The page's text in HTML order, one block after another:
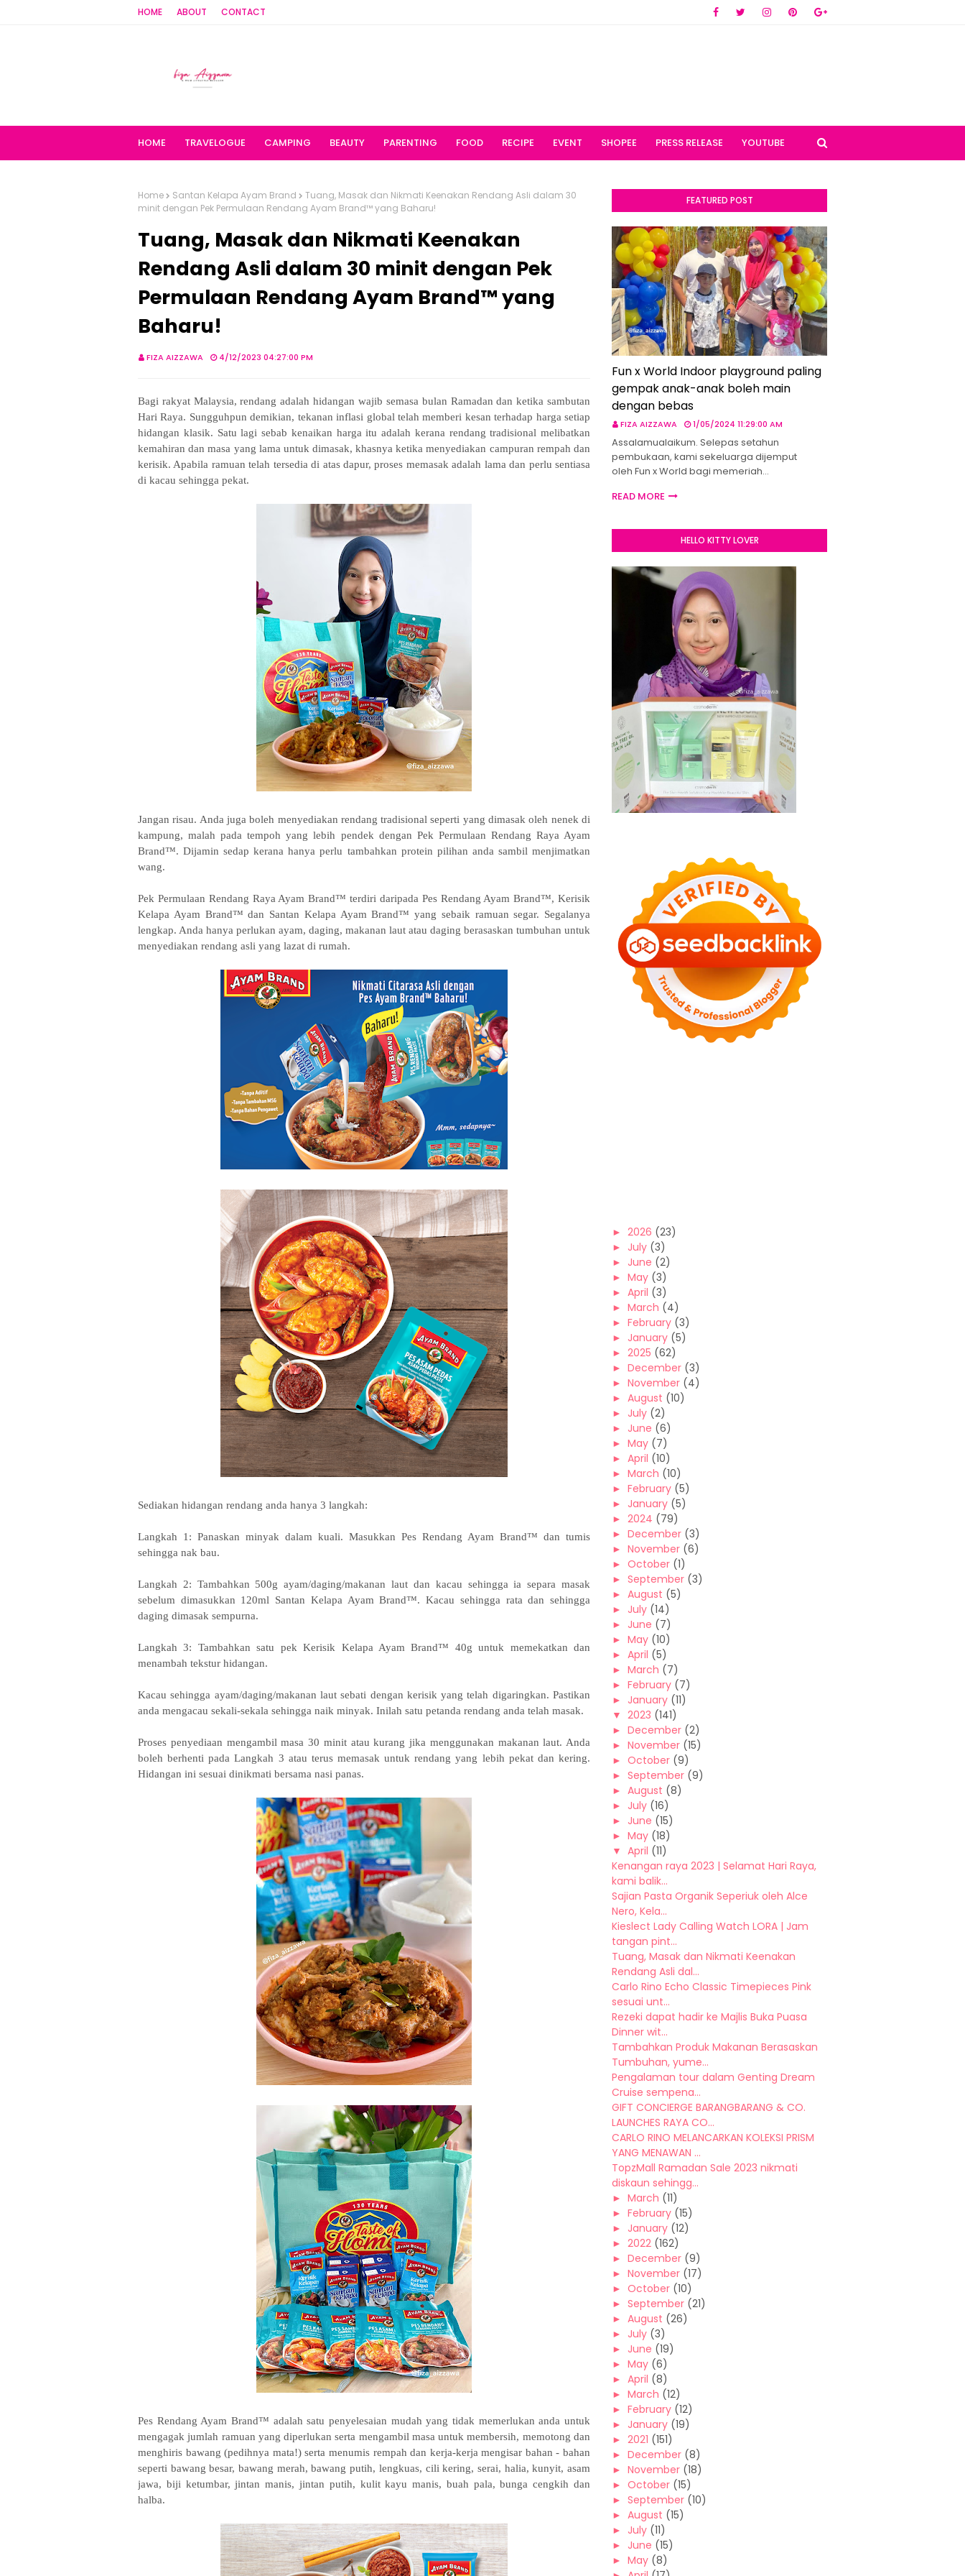
HOME ABOUT CONTACT
HOME TRAVELOGUE CAMPING BEAUTY PARENTING FOOD RECIPE EVENT SHOPEE PRESS RELEASE YOUTUBE
Home Santan Kelapa Ayam Brand
Tuang, Masak dan Nikmati Keenakan Rendang Asli dalam 30
minit dengan Pek Permulaan Rendang Ayam Brand™ yang Baharu!
Tuang, Masak dan Nikmati Keenakan
Rendang Asli dalam 30 minit dengan Pek
Permulaan Rendang Ayam Brand™ yang
Baharu!
FIZA AIZZAWA 4/12/2023 04:27:00 PM
Bagi rakyat Malaysia, rendang adalah hidangan wajib semasa bulan Ramadan dan ketika sambutan
Hari Raya. Sungguhpun demikian, tekanan inflasi global telah memberi kesan terhadap harga setiap
hidangan klasik. Satu lagi sebab kenaikan harga itu adalah kerana rendang tradisional melibatkan
kemahiran dan masa yang lama untuk dimasak, khasnya ketika menyediakan campuran rempah dan
kerisik. Apabila ramuan telah tersedia di atas dapur, proses memasak adalah lama dan perlu sentiasa
di kacau sehingga pekat.
Jangan risau. Anda juga boleh menyediakan rendang tradisional seperti yang dimasak oleh nenek di
kampung, malah pada tempoh yang lebih pendek dengan Pek Permulaan Rendang Raya Ayam
Brand™. Dijamin sedap kerana hanya perlu tambahkan protein pilihan anda sambil menjimatkan
wang.
Pek Permulaan Rendang Raya Ayam Brand™ terdiri daripada Pes Rendang Ayam Brand™, Kerisik
Kelapa Ayam Brand™ dan Santan Kelapa Ayam Brand™ yang sebaik ramuan segar. Segalanya
lengkap. Anda hanya perlukan ayam, daging, makanan laut atau daging berasaskan tumbuhan untuk
menyediakan rendang asli yang lazat di rumah.
Sediakan hidangan rendang anda hanya 3 langkah:
Langkah 1: Panaskan minyak dalam kuali. Masukkan Pes Rendang Ayam Brand™ dan tumis
sehingga nak bau.
Langkah 2: Tambahkan 500g ayam/daging/makanan laut dan kacau sehingga ia separa masak
sebelum dimasukkan 120ml Santan Kelapa Ayam Brand™. Kacau sehingga rata dan sehingga
daging dimasak sempurna.
Langkah 3: Tambahkan satu pek Kerisik Kelapa Ayam Brand™ 40g untuk memekatkan dan
menambah tekstur hidangan.
Kacau sehingga ayam/daging/makanan laut sebati dengan kerisik yang telah digaringkan. Pastikan
anda mengacau sekali-sekala sehingga naik minyak. Inilah satu petanda rendang anda telah masak.
Proses penyediaan mengambil masa 30 minit atau kurang jika menggunakan makanan laut. Anda
boleh berhenti pada Langkah 3 atau terus memasak untuk rendang yang lebih pekat dan kering.
Hidangan ini sesuai dinikmati bersama nasi panas.
Pes Rendang Ayam Brand™ adalah satu penyelesaian mudah yang tidak memerlukan anda untuk
mengagak jumlah ramuan yang diperlukan serta mengambil masa untuk membersih, memotong dan
menghiris bawang (pedihnya mata!) serta menumis rempah dan kerja-kerja mengisar bahan - bahan
seperti bawang besar, bawang merah, bawang putih, lengkuas, cili kering, serai, halia, kunyit, asam
jawa, biji ketumbar, jintan manis, jintan putih, kulit kayu manis, buah pala, bunga cengkih dan
halba.
FEATURED POST
Fun x World Indoor playground paling
gempak anak-anak boleh main
dengan bebas
FIZA AIZZAWA 1/05/2024 11:29:00 AM
Assalamualaikum. Selepas setahun
pembukaan, kami sekeluarga dijemput
oleh Fun x World bagi memeriah…
READ MORE
HELLO KITTY LOVER
► 2026 (23)
► July (3)
► June (2)
► May (3)
► April (3)
► March (4)
► February (3)
► January (5)
► 2025 (62)
► December (3)
► November (4)
► August (10)
► July (2)
► June (6)
► May (7)
► April (10)
► March (10)
► February (5)
► January (5)
► 2024 (79)
► December (3)
► November (6)
► October (1)
► September (3)
► August (5)
► July (14)
► June (7)
► May (10)
► April (5)
► March (7)
► February (7)
► January (11)
▼ 2023 (141)
► December (2)
► November (15)
► October (9)
► September (9)
► August (8)
► July (16)
► June (15)
► May (18)
▼ April (11)
Kenangan raya 2023 | Selamat Hari Raya,
kami balik...
Sajian Pasta Organik Seperiuk oleh Alce
Nero, Kela...
Kieslect Lady Calling Watch LORA | Jam
tangan pint...
Tuang, Masak dan Nikmati Keenakan
Rendang Asli dal...
Carlo Rino Echo Classic Timepieces Pink
sesuai unt...
Rezeki dapat hadir ke Majlis Buka Puasa
Dinner wit...
Tambahkan Produk Makanan Berasaskan
Tumbuhan, yume...
Pengalaman tour dalam Genting Dream
Cruise sempena...
GIFT CONCIERGE BARANGBARANG & CO.
LAUNCHES RAYA CO...
CARLO RINO MELANCARKAN KOLEKSI PRISM
YANG MENAWAN ...
TopzMall Ramadan Sale 2023 nikmati
diskaun sehingg...
► March (11)
► February (15)
► January (12)
► 2022 (162)
► December (9)
► November (17)
► October (10)
► September (21)
► August (26)
► July (3)
► June (19)
► May (6)
► April (8)
► March (12)
► February (12)
► January (19)
► 2021 (151)
► December (8)
► November (18)
► October (15)
► September (10)
► August (15)
► July (11)
► June (15)
► May (8)